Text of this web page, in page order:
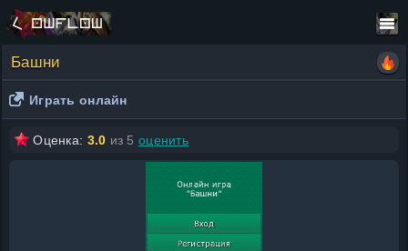
Башни
Играть онлайн
Оценка: 3.0 из 5 оценить